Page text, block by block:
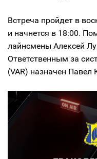
Встреча пройдет в
и начнется в 18:00.
лайнсмены Алексей
Ответственным за
(VAR) назначен Павел